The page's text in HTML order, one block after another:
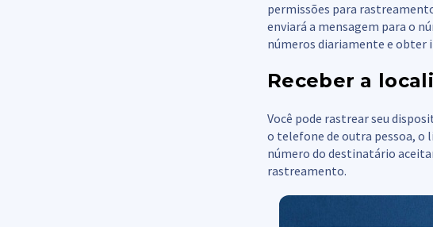
permissões para
enviará a mensagem para o
números diariamente e obter
Receber a
Você pode rastrear seu
o telefone de outra pessoa, o
número do destinatário
rastreamento.